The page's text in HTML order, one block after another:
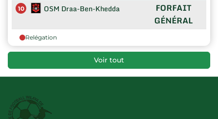
10 OSM Draa-Ben-Khedda
FORFAIT
GÉNÉRAL
Relégation
Voir tout